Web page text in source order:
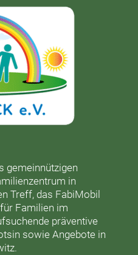
gemeinnützigen
in
Treff, das FabiMobil
Familien im
präventive
sowie Angebote in